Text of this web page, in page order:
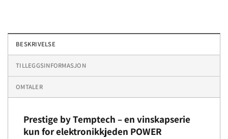
BESKRIVELSE
TILLEGGSINFORMASJON
OMTALER
Prestige by Temptech – en vinskapserie
kun for elektronikkjeden POWER